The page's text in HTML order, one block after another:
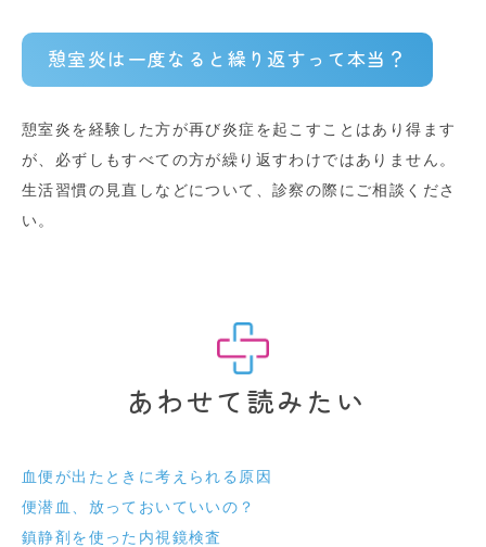
憩室炎は一度なると繰り返すって本当？
憩室炎を経験した方が再び炎症を起こすことはあり得ます
が、必ずしもすべての方が繰り返すわけではありません。
生活習慣の見直しなどについて、診察の際にご相談くださ
い。
あわせて読みたい
血便が出たときに考えられる原因
便潜血、放っておいていいの？
鎮静剤を使った内視鏡検査